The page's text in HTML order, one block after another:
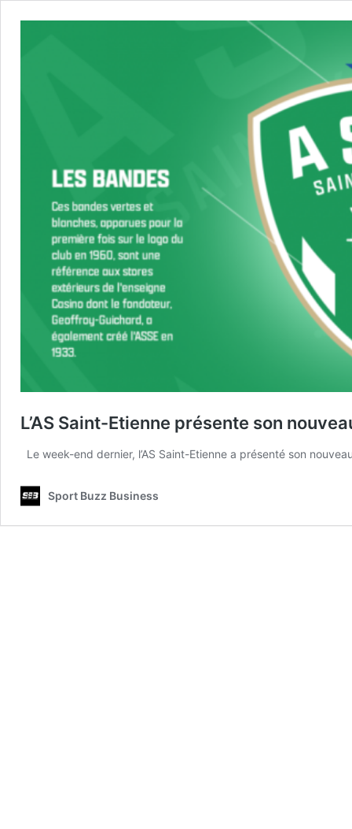
L’AS Saint-Etienne présente son
Le week-end dernier, l’AS Saint-Etienne a présenté son
Sport Buzz Business